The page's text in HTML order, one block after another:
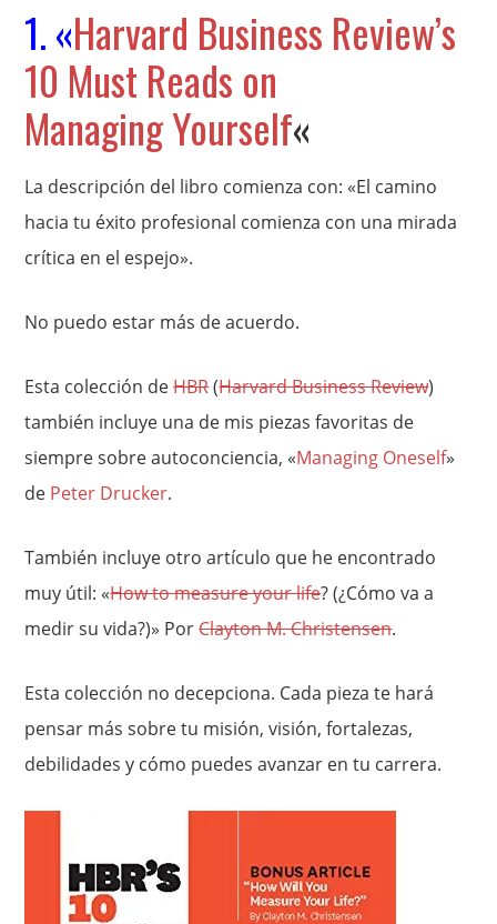
1. «Harvard Business Review’s
10 Must Reads on
Managing Yourself«
La descripción del libro comienza con: «El camino
hacia tu éxito profesional comienza con una mirada
crítica en el espejo».
No puedo estar más de acuerdo.
Esta colección deHBR(Harvard Business Review)
también incluye una de mis piezas favoritas de
siempre sobre autoconciencia, «Managing Oneself»
de Peter Drucker.
También incluye otro artículo que he encontrado
muy útil: «How to measure your life? (¿Cómo va a
medir su vida?)» PorClayton M. Christensen.
Esta colección no decepciona. Cada pieza te hará
pensar más sobre tu misión, visión, fortalezas,
debilidades y cómo puedes avanzar en tu carrera.